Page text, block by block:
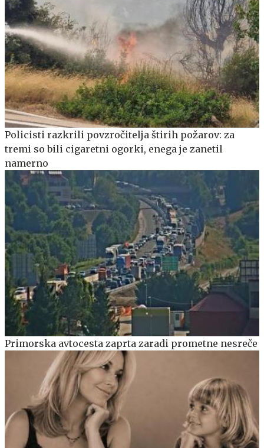
Policisti razkrili povzročitelja štirih požarov: za
tremi so bili cigaretni ogorki, enega je zanetil
namerno
Primorska avtocesta zaprta zaradi prometne nesreče